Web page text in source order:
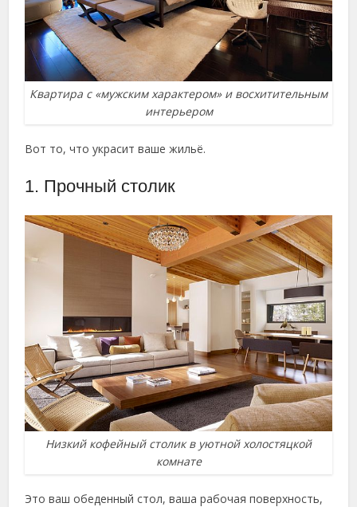
Квартира с «мужским характером» и восхитительным
интерьером
Вот то, что украсит ваше жильё.
1. Прочный столик
Низкий кофейный столик в уютной холостяцкой
комнате
Это ваш обеденный стол, ваша рабочая поверхность,